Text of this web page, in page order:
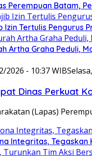
Perempuan Batam,
Izin Tertulis Pengurus
Artha Graha Peduli,
2026 - 10:37 WIB
Dinas Perkuat
(Lapas)
Integritas, Tegaskan